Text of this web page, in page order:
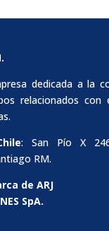
dedicada a la
relacionados con
: San Pío X
RM.
de ARJ
SpA.